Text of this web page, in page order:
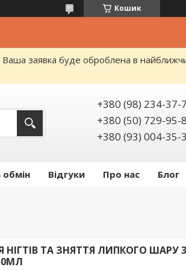
Кошик
Ваша заявка буде оброблена в
+380 (98) 234-37-
+380 (50) 729-95-
+380 (93) 004-35-
обмін Відгуки Про нас Блог
ТА ЗНЯТТЯ ЛИПКОГО ШАРУ 3